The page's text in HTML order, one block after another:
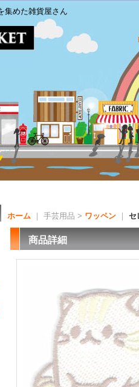
集めた雑貨屋さん
ホーム ｜ 手芸用品 > ワッペン セ
商品詳細